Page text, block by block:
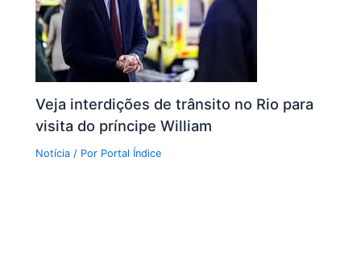
Veja interdições de trânsito no Rio para
visita do príncipe William
Notícia / Por Portal Índice